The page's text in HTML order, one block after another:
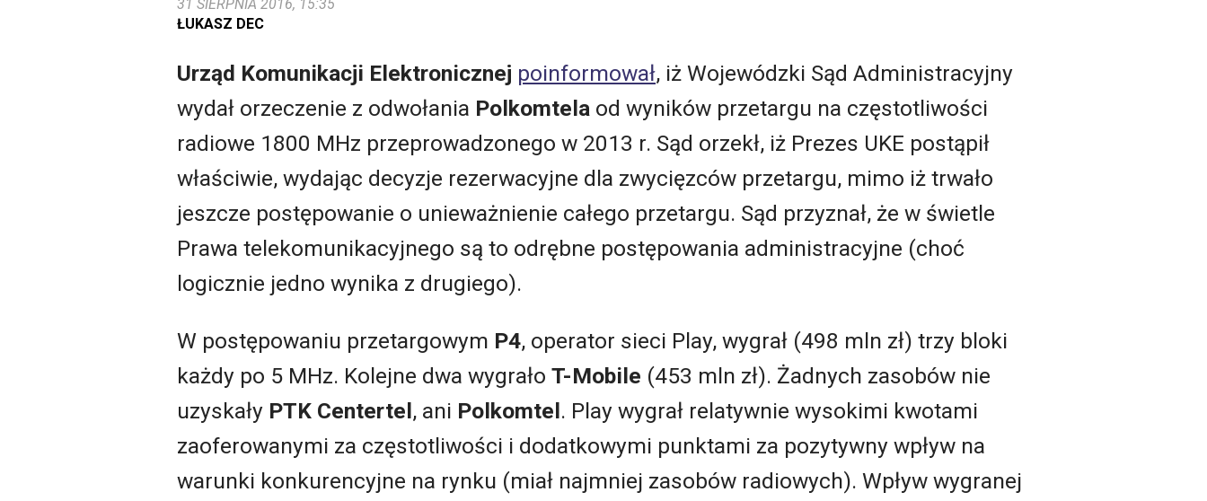
31 SIERPNIA 2016, 15:35
ŁUKASZ DEC
Urząd Komunikacji Elektronicznej poinformował, iż Wojewódzki Sąd Administracyjny
wydał orzeczenie z odwołania Polkomtela od wyników przetargu na częstotliwości
radiowe 1800 MHz przeprowadzonego w 2013 r. Sąd orzekł, iż Prezes UKE postąpił
właściwie, wydając decyzje rezerwacyjne dla zwycięzców przetargu, mimo iż trwało
jeszcze postępowanie o unieważnienie całego przetargu. Sąd przyznał, że w świetle
Prawa telekomunikacyjnego są to odrębne postępowania administracyjne (choć
logicznie jedno wynika z drugiego).
W postępowaniu przetargowym P4, operator sieci Play, wygrał (498 mln zł) trzy bloki
każdy po 5 MHz. Kolejne dwa wygrało T-Mobile (453 mln zł). Żadnych zasobów nie
uzyskały PTK Centertel, ani Polkomtel. Play wygrał relatywnie wysokimi kwotami
zaoferowanymi za częstotliwości i dodatkowymi punktami za pozytywny wpływ na
warunki konkurencyjne na rynku (miał najmniej zasobów radiowych). Wpływ wygranej